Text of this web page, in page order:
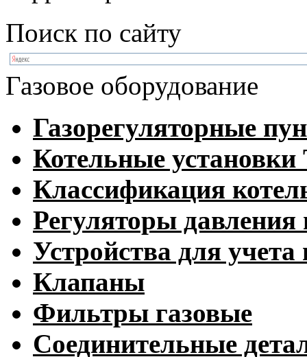
Поиск по сайту
Газовое оборудование
Газорегуляторные
Котельные
Классификация
Регуляторы давления
Устройства для учета
Клапаны
Фильтры газовые
Соединительные